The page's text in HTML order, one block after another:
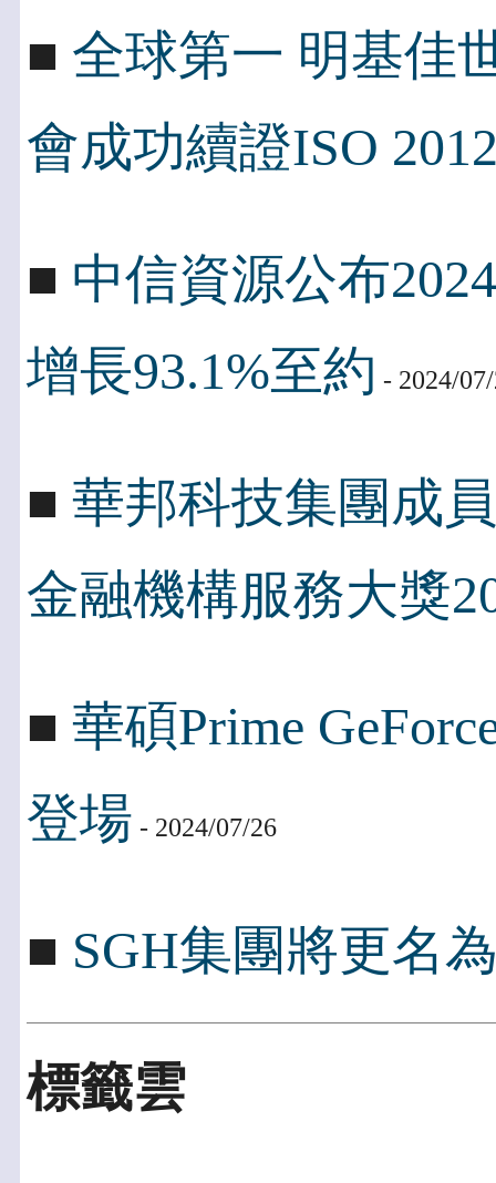
■ 全球第一 明基佳
會成功續證ISO
■ 中信資源公布
增長93.1%至約 - 2024/
■ 華邦科技集團成
金融機構服務大獎
■ 華碩Prime
登場 - 2024/07/26
■ SGH集團將更名
標籤雲